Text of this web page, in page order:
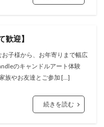
迎】
子様から、お年寄りまで幅広
のキャンドルアート体験
族やお友達とご参加 […]
続きを読む